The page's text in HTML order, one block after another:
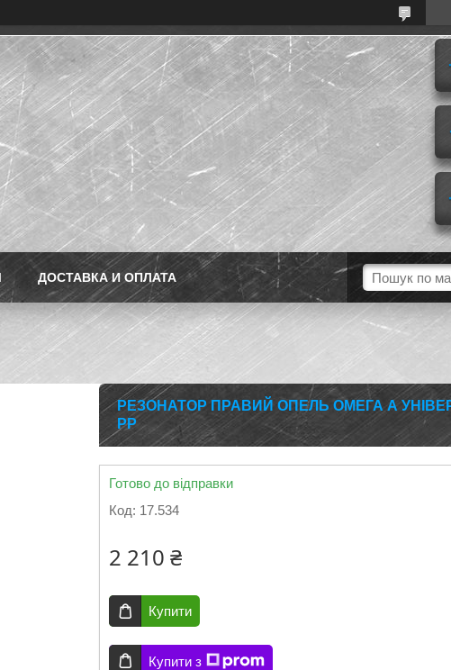
ДОСТАВКА И ОПЛАТА
РЕЗОНАТОР ПРАВИЙ ОПЕЛЬ ОМЕГА А
РР
Готово до відправки
Код: 17.534
2 210 ₴
Купити
Купити з